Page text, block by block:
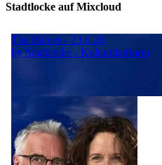
Stadtlocke auf Mixcloud